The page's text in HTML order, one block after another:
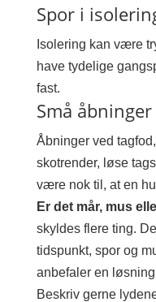
Spor i
Isolering kan være
have tydelige
fast.
Små
Åbninger ved
skotrender, løse
være nok til, at en
Er det mår, mus
skyldes flere ting.
tidspunkt, spor og
anbefaler en
Beskriv gerne